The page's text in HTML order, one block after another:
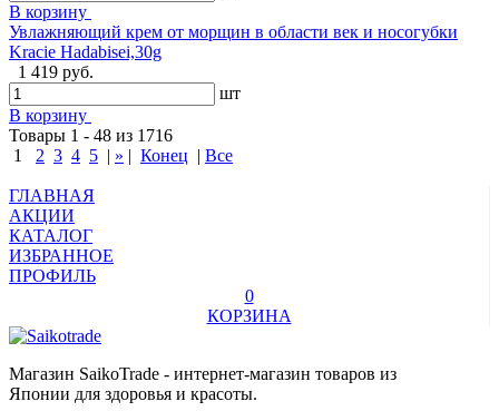
В корзину
Увлажняющий крем от морщин в области век и носогубки
Kracie Hadabisei,30g
1 419 руб.
шт
В корзину
Товары 1 - 48 из 1716
1
2 3 4 5 | » | Конец | Все
ГЛАВНАЯ
АКЦИИ
КАТАЛОГ
ИЗБРАННОЕ
ПРОФИЛЬ
0
КОРЗИНА
Магазин SaikoTrade - интернет-магазин товаров из
Японии для здоровья и красоты.